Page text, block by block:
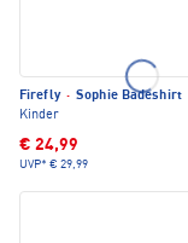
Firefly · Sophie Badeshirt
Kinder
€ 24,99
UVP* € 29,99